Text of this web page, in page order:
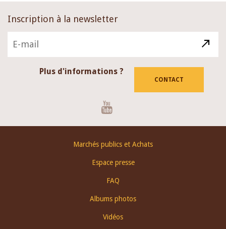
Inscription à la newsletter
Plus d'informations ?
CONTACT
Marchés publics et Achats
Espace presse
FAQ
Albums photos
Vidéos